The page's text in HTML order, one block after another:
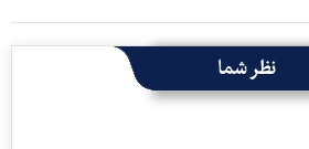
نظر شما